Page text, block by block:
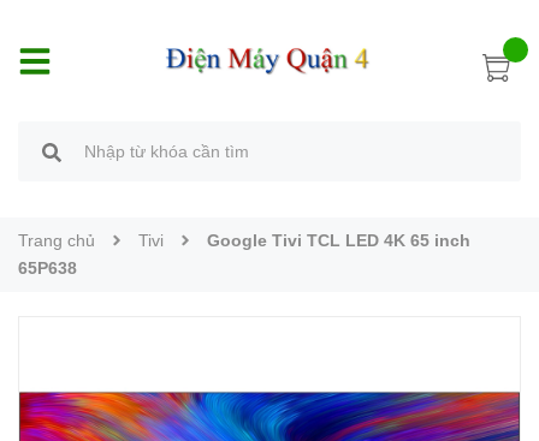
Trang chủ Tivi
Google Tivi TCL LED 4K 65 inch
65P638